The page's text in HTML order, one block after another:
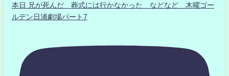
本日 兄が死んだ 葬式には行かなかった などなど 木曜ゴー
ルデン日浦劇場パート7